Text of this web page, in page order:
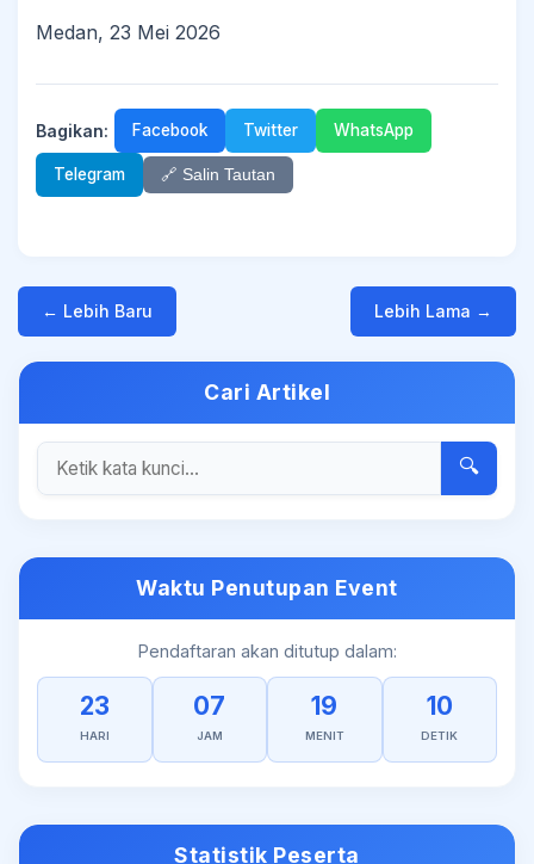
Medan, 23 Mei 2026
Bagikan: Facebook Twitter WhatsApp
Telegram 🔗 Salin Tautan
← Lebih Baru Lebih Lama →
Cari Artikel
🔍
Waktu Penutupan Event
Pendaftaran akan ditutup dalam:
23
HARI
07
JAM
19
MENIT
10
DETIK
Statistik Peserta